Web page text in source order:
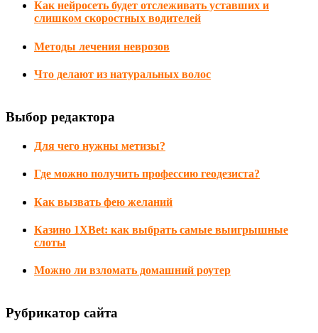
Как нейросеть будет отслеживать уставших и
слишком скоростных водителей
Методы лечения неврозов
Что делают из натуральных волос
Выбор редактора
Для чего нужны метизы?
Где можно получить профессию геодезиста?
Как вызвать фею желаний
Казино 1XBet: как выбрать самые выигрышные
слоты
Можно ли взломать домашний роутер
Рубрикатор сайта